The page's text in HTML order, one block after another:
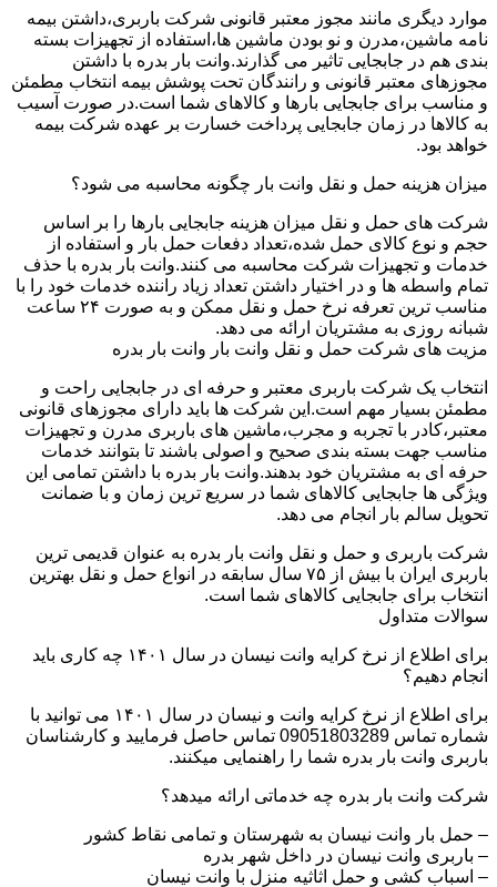
موارد دیگری مانند مجوز معتبر قانونی شرکت باربری،داشتن بیمه
نامه ماشین،مدرن و نو بودن ماشین ها،استفاده از تجهیزات بسته
بندی هم در جابجایی تاثیر می گذارند.وانت بار بدره با داشتن
مجوزهای معتبر قانونی و رانندگان تحت پوشش بیمه انتخاب مطمئن
و مناسب برای جابجایی بارها و کالاهای شما است.در صورت آسیب
به کالاها در زمان جابجایی پرداخت خسارت بر عهده شرکت بیمه
خواهد بود.
میزان هزینه حمل و نقل وانت بار چگونه محاسبه می شود؟
شرکت های حمل و نقل میزان هزینه جابجایی بارها را بر اساس
حجم و نوع کالای حمل شده،تعداد دفعات حمل بار و استفاده از
خدمات و تجهیزات شرکت محاسبه می کنند.وانت بار بدره با حذف
تمام واسطه ها و در اختیار داشتن تعداد زیاد راننده خدمات خود را با
مناسب ترین تعرفه نرخ حمل و نقل ممکن و به صورت ۲۴ ساعت
شبانه روزی به مشتریان ارائه می دهد.
مزیت های شرکت حمل و نقل وانت بار وانت بار بدره
انتخاب یک شرکت باربری معتبر و حرفه ای در جابجایی راحت و
مطمئن بسیار مهم است.این شرکت ها باید دارای مجوزهای قانونی
معتبر،کادر با تجربه و مجرب،ماشین های باربری مدرن و تجهیزات
مناسب جهت بسته بندی صحیح و اصولی باشند تا بتوانند خدمات
حرفه ای به مشتریان خود بدهند.وانت بار بدره با داشتن تمامی این
ویژگی ها جابجایی کالاهای شما در سریع ترین زمان و با ضمانت
تحویل سالم بار انجام می دهد.
شرکت باربری و حمل و نقل وانت بار بدره به عنوان قدیمی ترین
باربری ایران با بیش از ۷۵ سال سابقه در انواع حمل و نقل بهترین
انتخاب برای جابجایی کالاهای شما است.
سوالات متداول
برای اطلاع از نرخ کرایه وانت نیسان در سال ۱۴۰۱ چه کاری باید
انجام دهیم؟
برای اطلاع از نرخ کرایه وانت و نیسان در سال ۱۴۰۱ می توانید با
شماره تماس 09051803289 تماس حاصل فرمایید و کارشناسان
باربری وانت بار بدره شما را راهنمایی میکنند.
شرکت وانت بار بدره چه خدماتی ارائه میدهد؟
– حمل بار وانت نیسان به شهرستان و تمامی نقاط کشور
– باربری وانت نیسان در داخل شهر بدره
– اسباب کشی و حمل اثاثیه منزل با وانت نیسان